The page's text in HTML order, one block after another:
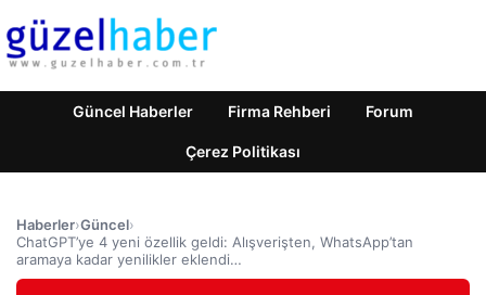
Güncel Haberler Firma Rehberi Forum
Çerez Politikası
Haberler›Güncel›
ChatGPT’ye 4 yeni özellik geldi: Alışverişten, WhatsApp’tan
aramaya kadar yenilikler eklendi…